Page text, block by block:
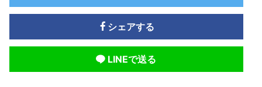
シェアする
LINEで送る